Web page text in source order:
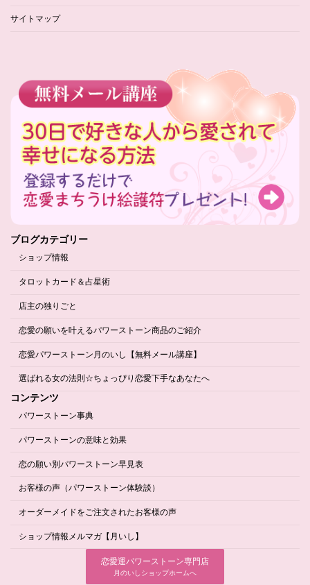
サイトマップ
ブログカテゴリー
ショップ情報
タロットカード＆占星術
店主の独りごと
恋愛の願いを叶えるパワーストーン商品のご紹介
恋愛パワーストーン月のいし【無料メール講座】
選ばれる女の法則☆ちょっぴり恋愛下手なあなたへ
コンテンツ
パワーストーン事典
パワーストーンの意味と効果
恋の願い別パワーストーン早見表
お客様の声（パワーストーン体験談）
オーダーメイドをご注文されたお客様の声
ショップ情報メルマガ【月いし】
恋愛運パワーストーン専門店
月のいしショップホームへ